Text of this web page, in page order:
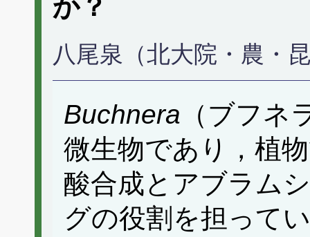
か？
八尾泉（北大院・農・
Buchnera （ブフネ
微生物であり，植
酸合成とアブラム
グの役割を担って